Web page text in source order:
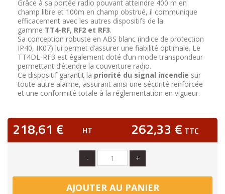
Grâce à sa portée radio pouvant atteindre 400 m en
champ libre et 100m en champ obstrué, il communique
efficacement avec les autres dispositifs de la
gamme TT4-RF, RF2 et RF3.
Sa conception robuste en ABS blanc (indice de protection
IP40, IK07) lui permet d’assurer une fiabilité optimale. Le
TT4DL-RF3 est également doté d’un mode transpondeur
permettant d’étendre la couverture radio.
Ce dispositif garantit la priorité du signal incendie sur
toute autre alarme, assurant ainsi une sécurité renforcée
et une conformité totale à la réglementation en vigueur.
218,61 € HT 262,33 € TTC
- +
AJOUTER AU PANIER